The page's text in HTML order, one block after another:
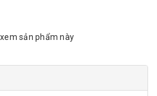
sản phẩm này